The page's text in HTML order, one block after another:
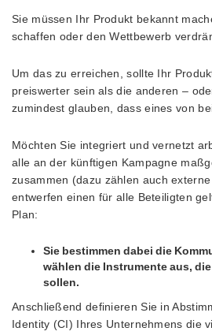
Sie müssen Ihr Produkt bekannt
schaffen oder den Wettbewerb
Um das zu erreichen, sollte Ihr
preiswerter sein als die anderen –
zumindest glauben, dass eines von
Möchten Sie integriert und vernetzt
alle an der künftigen Kampagne
zusammen (dazu zählen auch
entwerfen einen für alle Beteiligten
Plan:
Sie bestimmen dabei die
wählen die Instrumente aus,
sollen.
Anschließend definieren Sie in
Identity (CI) Ihres Unternehmens die